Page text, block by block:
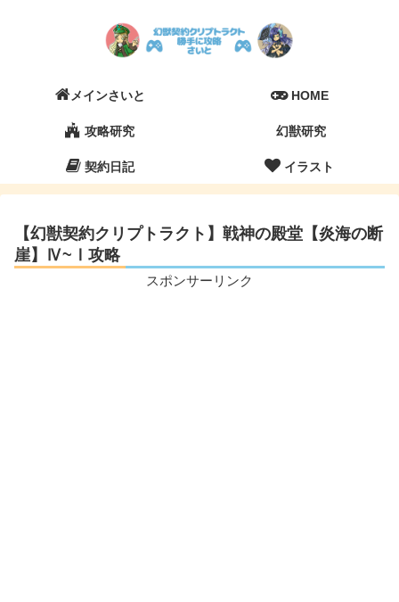
メインさいと HOME
攻略研究 幻獣研究
契約日記 イラスト
【幻獣契約クリプトラクト】戦神の殿堂【炎海の断
崖】Ⅳ~Ⅰ攻略
スポンサーリンク